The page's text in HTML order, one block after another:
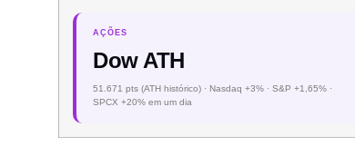
AÇÕES
Dow ATH
51.671 pts (ATH histórico) · Nasdaq +3% · S&P +1,65% ·
SPCX +20% em um dia